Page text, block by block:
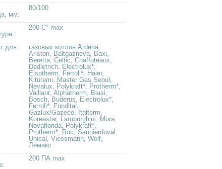
мм:
80/100
200 C° max
для:
газовых котлов Arderia,
Ariston, Baltgazneva, Baxi,
Beretta, Celtic, Chaffoteaux,
Dedietrich, Electrolux*,
Elsotherm, Ferroli*, Haier,
Kiturami, Master Gas Seoul,
Nevalux, Polykraft*, Protherm*,
Vaillant, Alphatherm, Biasi,
Bosch, Buderus, Electrolux*,
Ferroli*, Fondital,
Gazlux/Gazeco, Italterm,
Koreastar, Lamborghini, Mora,
Novaflorida, Polykraft*,
Protherm*, Roc, Saunierduval,
Unical, Viessmann, Wolf,
Лемакс
200 ПА max